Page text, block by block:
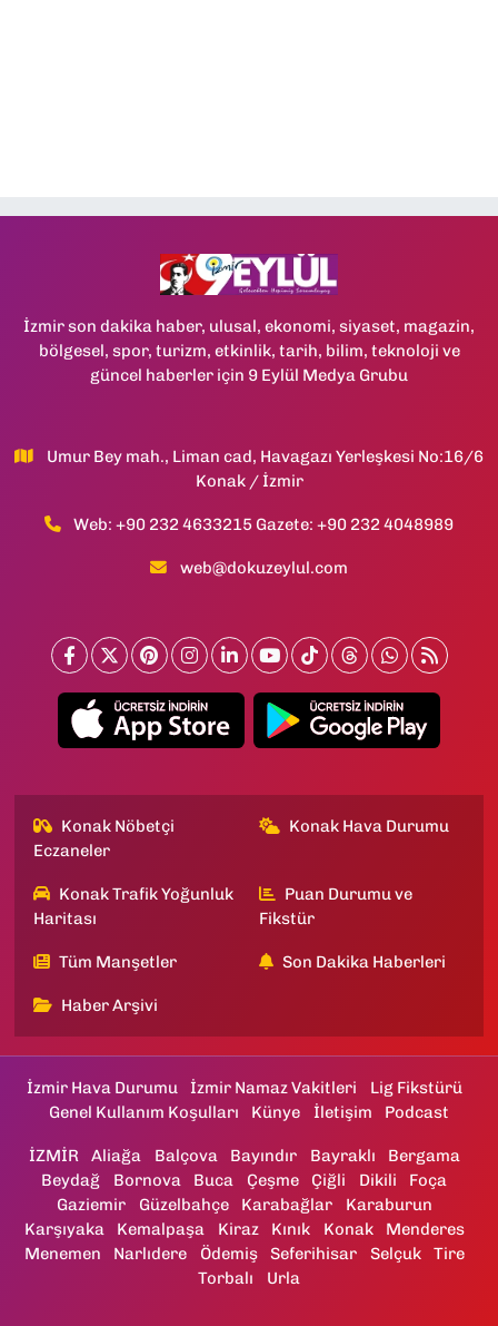
İzmir son dakika haber, ulusal, ekonomi, siyaset, magazin,
bölgesel, spor, turizm, etkinlik, tarih, bilim, teknoloji ve
güncel haberler için 9 Eylül Medya Grubu
Umur Bey mah., Liman cad, Havagazı Yerleşkesi No:16/6
Konak / İzmir
Web: +90 232 4633215 Gazete: +90 232 4048989
web@dokuzeylul.com
Konak Nöbetçi
Eczaneler
Konak Hava Durumu
Konak Trafik Yoğunluk
Haritası
Puan Durumu ve
Fikstür
Tüm Manşetler Son Dakika Haberleri
Haber Arşivi
İzmir Hava Durumu İzmir Namaz Vakitleri
Lig Fikstürü
Genel Kullanım Koşulları
Künye İletişim Podcast
İZMİR Aliağa Balçova Bayındır Bayraklı
Bergama
Beydağ
Bornova Buca Çeşme Çiğli Dikili
Foça
Gaziemir
Güzelbahçe Karabağlar
Karaburun
Karşıyaka
Kemalpaşa Kiraz Kınık Konak
Menderes
Menemen
Narlıdere Ödemiş Seferihisar Selçuk
Tire
Torbalı
Urla